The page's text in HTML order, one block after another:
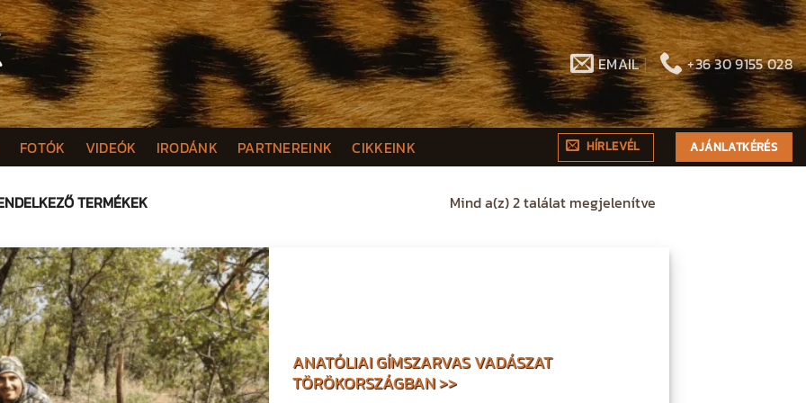
EMAIL +36 30 9155 028
FOTÓK VIDEÓK IRODÁNK PARTNEREINK CIKKEINK HÍRLEVÉL AJÁNLATKÉRÉS
TERMÉKEK Mind a(z) 2 találat megjelenítve
ANATÓLIAI GÍMSZARVAS VADÁSZAT
TÖRÖKORSZÁGBAN >>